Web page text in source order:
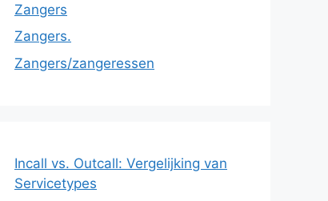
Zangers
Zangers.
Zangers/zangeressen
Incall vs. Outcall: Vergelijking van
Servicetypes